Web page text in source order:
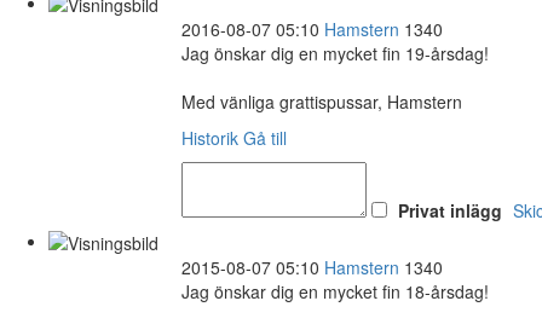
2016-08-07 05:10 Hamstern 1340
Jag önskar dig en mycket fin 19-årsdag!
Med vänliga grattispussar, Hamstern
Historik Gå till
Privat inlägg
2015-08-07 05:10 Hamstern 1340
Jag önskar dig en mycket fin 18-årsdag!